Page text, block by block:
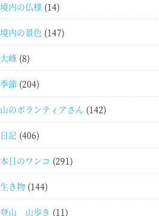
境内の仏様 (14)
境内の景色 (147)
大峰 (8)
季節 (204)
山のボランティアさん (142)
日記 (406)
本日のワンコ (291)
生き物 (144)
登山 山歩き (11)